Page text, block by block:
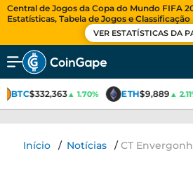
Central de Jogos da Copa do Mundo FIFA
Estatísticas, Tabela de Jogos e Classificação
VER ESTATÍSTICAS DA
BTC$332,363▲ 1.70% ETH$9,889▲
Início / Notícias /CT